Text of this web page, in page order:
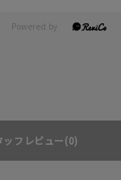
ッフレビュー(0)